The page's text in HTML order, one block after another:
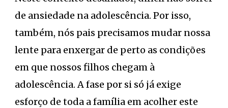
de ansiedade na adolescência. Por isso,
também, nós pais precisamos mudar nossa
lente para enxergar de perto as condições
em que nossos filhos chegam à
adolescência. A fase por si só já exige
esforço de toda a família em acolher este